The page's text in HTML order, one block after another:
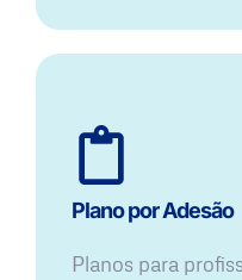
Plano por Adesão
Planos para